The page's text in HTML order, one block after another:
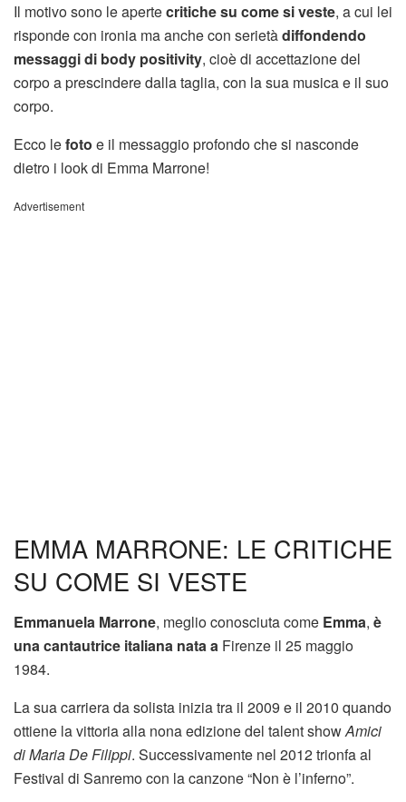
Il motivo sono le apertecritiche su come si veste, a cui lei
risponde con ironia ma anche con serietàdiffondendo
messaggi di body positivity, cioè di accettazione del
corpo a prescindere dalla taglia, con la sua musica e il suo
corpo.
Ecco lefoto e il messaggio profondo che si nasconde
dietro i look di Emma Marrone!
Advertisement
EMMA MARRONE: LE CRITICHE
SU COME SI VESTE
Emmanuela Marrone, meglio conosciuta come Emma, è
una cantautrice italiana nata a Firenze il 25 maggio
1984.
La sua carriera da solista inizia tra il 2009 e il 2010 quando
ottiene la vittoria alla nona edizione del talent showAmici
di Maria De Filippi. Successivamente nel 2012 trionfa al
Festival di Sanremo con la canzone “Non è l’inferno”.